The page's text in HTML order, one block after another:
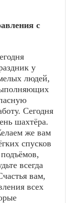
с
у
людей,
Сегодня
шахтёра.
же вам
спусков
всегда
вам,
всех